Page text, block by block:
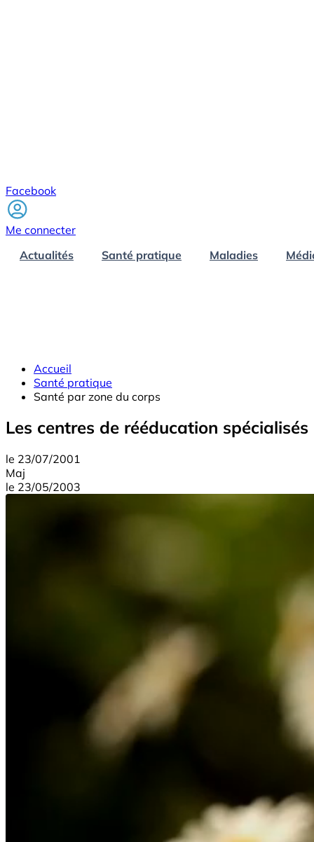
Facebook
Me connecter
Actualités
Santé pratique Maladies
Accueil
Santé pratique
Santé par zone du corps
Les centres de rééducation
le 23/07/2001
Maj
le 23/05/2003